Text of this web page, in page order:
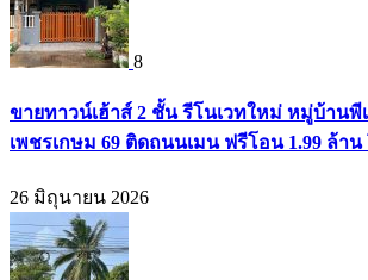
8
ขายทาวน์เฮ้าส์ 2 ชั้น รีโนเวทใหม่ หมู่บ้านพี
เพชรเกษม 69 ติดถนนเมน ฟรีโอน 1.99 ล้าน
26 มิถุนายน 2026